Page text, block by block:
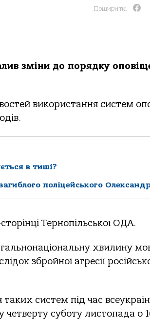
Поширити:
зміни до порядку
використання систем
в тиші?
поліцейського
Тернопільської ОДА.
хвилину
збройної агресії
систем під час
четверту суботу листопада о